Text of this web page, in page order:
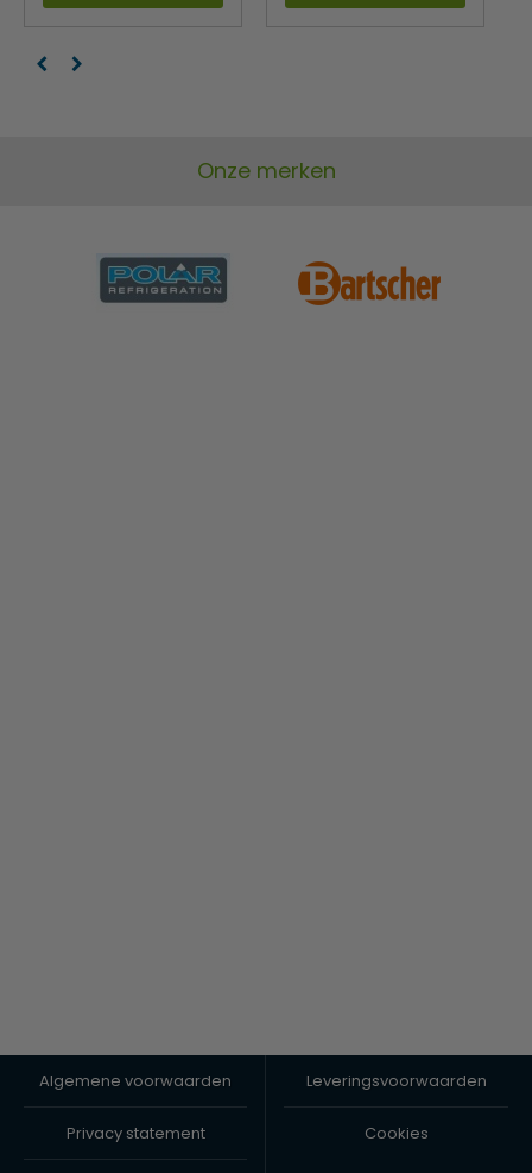
Onze merken
Algemene voorwaarden Leveringsvoorwaarden
Privacy statement Cookies